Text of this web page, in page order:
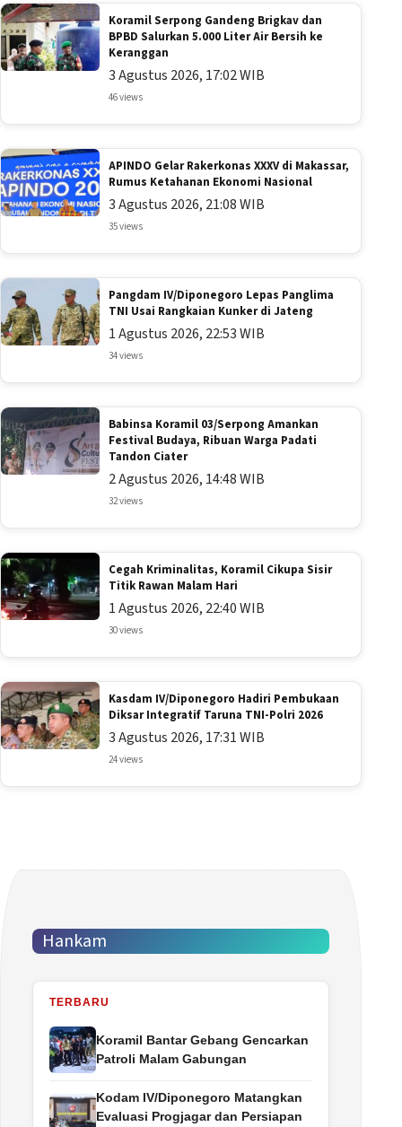
Koramil Serpong Gandeng Brigkav dan
BPBD Salurkan 5.000 Liter Air Bersih ke
Keranggan
3 Agustus 2026, 17:02 WIB
46 views
APINDO Gelar Rakerkonas XXXV di Makassar,
Rumus Ketahanan Ekonomi Nasional
3 Agustus 2026, 21:08 WIB
35 views
Pangdam IV/Diponegoro Lepas Panglima
TNI Usai Rangkaian Kunker di Jateng
1 Agustus 2026, 22:53 WIB
34 views
Babinsa Koramil 03/Serpong Amankan
Festival Budaya, Ribuan Warga Padati
Tandon Ciater
2 Agustus 2026, 14:48 WIB
32 views
Cegah Kriminalitas, Koramil Cikupa Sisir
Titik Rawan Malam Hari
1 Agustus 2026, 22:40 WIB
30 views
Kasdam IV/Diponegoro Hadiri Pembukaan
Diksar Integratif Taruna TNI-Polri 2026
3 Agustus 2026, 17:31 WIB
24 views
Hankam
TERBARU
Koramil Bantar Gebang Gencarkan
Patroli Malam Gabungan
Kodam IV/Diponegoro Matangkan
Evaluasi Progjagar dan Persiapan